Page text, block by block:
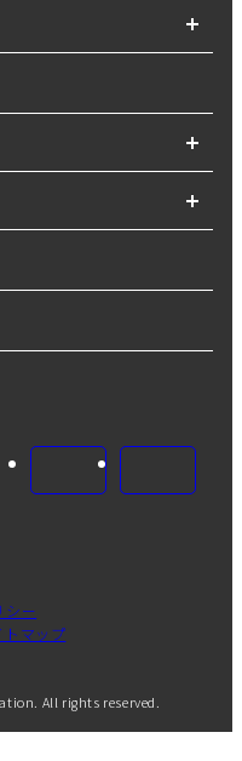
シー
トマップ
All rights reserved.